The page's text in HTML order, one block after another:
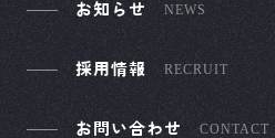
お知らせ NEWS
採用情報 RECRUIT
お問い合わせ CONTACT